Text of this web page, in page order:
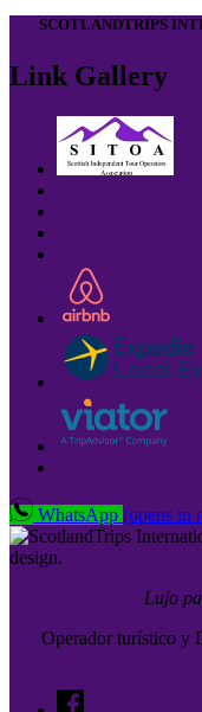
SCOTLANDTRIPS
Link Gallery
WhatsApp (opens in
Lujo
Operador turístico y